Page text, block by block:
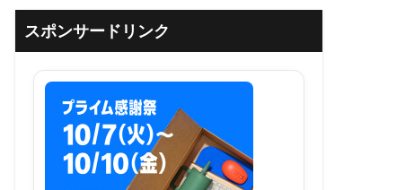
スポンサードリンク